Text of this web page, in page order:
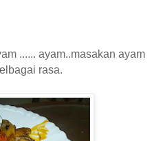
...... ayam..masakan ayam
rasa.